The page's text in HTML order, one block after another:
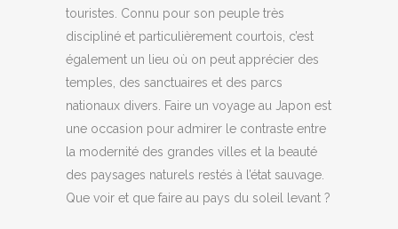
touristes. Connu pour son peuple très
discipliné et particulièrement courtois, c’est
également un lieu où on peut apprécier des
temples, des sanctuaires et des parcs
nationaux divers. Faire un voyage au Japon est
une occasion pour admirer le contraste entre
la modernité des grandes villes et la beauté
des paysages naturels restés à l’état sauvage.
Que voir et que faire au pays du soleil levant ?